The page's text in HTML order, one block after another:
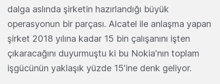
dalga aslında şirketin hazırlandığı büyük
operasyonun bir parçası. Alcatel ile anlaşma yapan
şirket 2018 yılına kadar 15 bin çalışanını işten
çıkaracağını duyurmuştu ki bu Nokia'nın toplam
işgücünün yaklaşık yüzde 15'ine denk geliyor.